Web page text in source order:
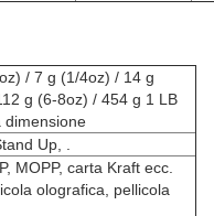
/ 7 g (1/4oz) / 14 g
g (6-8oz) / 454 g 1 LB
dimensione
Up, .
MOPP, carta Kraft ecc.
olografica, pellicola